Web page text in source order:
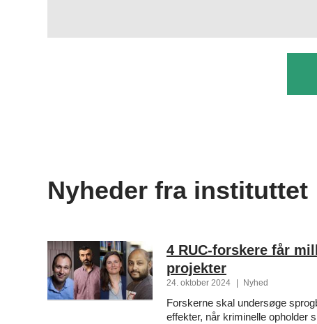
PLANLÆGNING
Nyheder fra instituttet
4 RUC-forskere får
projekter
24. oktober 2024 Nyhed
Forskerne skal undersøge
effekter, når kriminelle opholder